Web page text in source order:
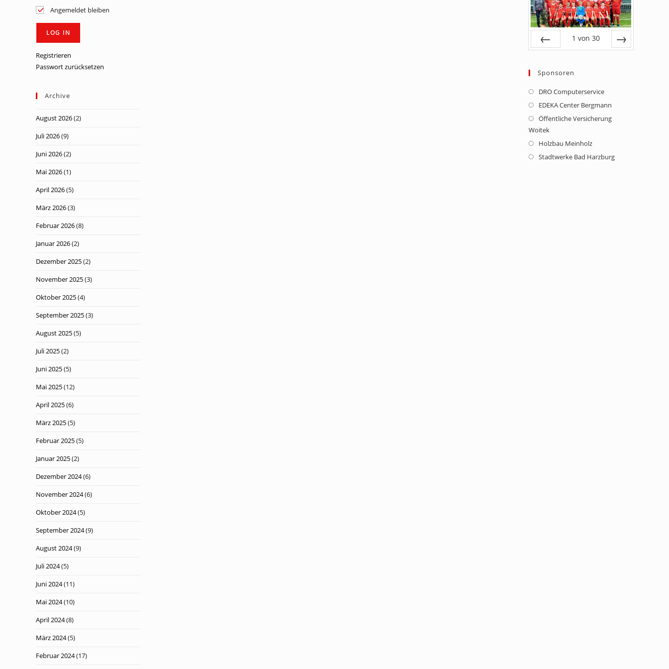
Angemeldet bleiben
Registrieren
Passwort zurücksetzen
Archive
August 2026(2)
Juli 2026(9)
Juni 2026(2)
Mai 2026(1)
April 2026(5)
März 2026(3)
Februar 2026(8)
Januar 2026(2)
Dezember 2025(2)
November 2025(3)
Oktober 2025(4)
September 2025(3)
August 2025(5)
Juli 2025(2)
Juni 2025(5)
Mai 2025(12)
April 2025(6)
März 2025(5)
Februar 2025(5)
Januar 2025(2)
Dezember 2024(6)
November 2024(6)
Oktober 2024(5)
September 2024(9)
August 2024(9)
Juli 2024(5)
Juni 2024(11)
Mai 2024(10)
April 2024(8)
März 2024(5)
Februar 2024(17)
1 von 30
Sponsoren
DRO ComputerserviceOpens
in
a
EDEKA Center Bergmann
in
tab
Öffentliche Versicherung
Woitek
Holzbau MeinholzOpens
in
Stadtwerke Bad HarzburgOpens